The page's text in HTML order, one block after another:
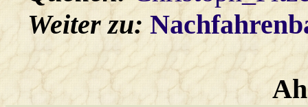
Weiter zu: